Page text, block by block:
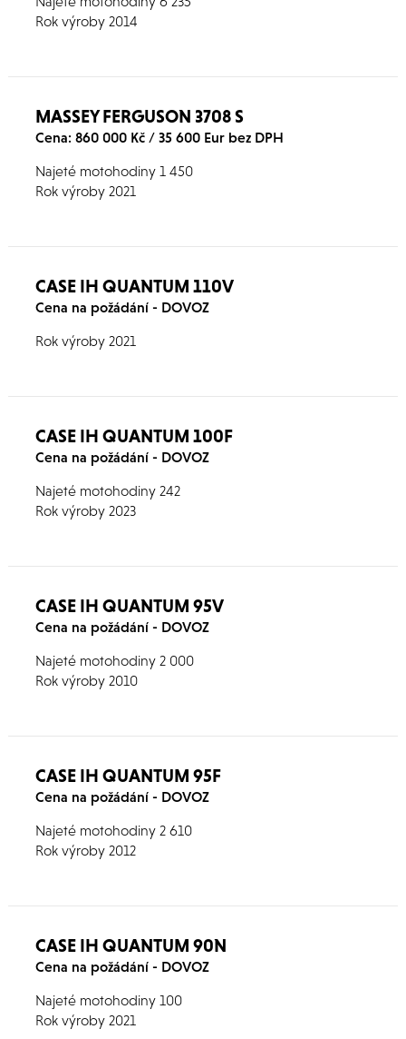
Rok výroby 2014
MASSEY FERGUSON 3708 S
Cena: 860 000 Kč / 35 600 Eur bez DPH
Najeté motohodiny 1 450
Rok výroby 2021
CASE IH QUANTUM 110V
Cena na požádání - DOVOZ
Rok výroby 2021
CASE IH QUANTUM 100F
Cena na požádání - DOVOZ
Najeté motohodiny 242
Rok výroby 2023
CASE IH QUANTUM 95V
Cena na požádání - DOVOZ
Najeté motohodiny 2 000
Rok výroby 2010
CASE IH QUANTUM 95F
Cena na požádání - DOVOZ
Najeté motohodiny 2 610
Rok výroby 2012
CASE IH QUANTUM 90N
Cena na požádání - DOVOZ
Najeté motohodiny 100
Rok výroby 2021